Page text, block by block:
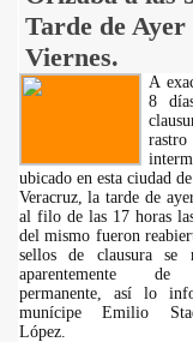
Tarde de Ayer
Viernes.
A
8
rastro
ubicado en esta ciudad
Veracruz, la tarde de
al filo de las 17 horas
del mismo fueron
sellos de clausura se
aparentemente
permanente, así lo
munícipe Emilio
López.